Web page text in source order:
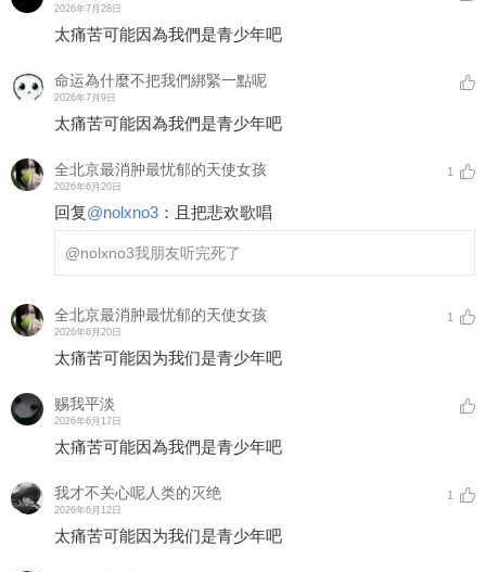
2026年7月28日
太痛苦可能因為我們是青少年吧
命运為什麼不把我們綁緊一點呢
2026年7月9日
太痛苦可能因為我們是青少年吧
全北京最消肿最忧郁的天使女孩
2026年6月20日
1
回复@nolxno3 ： 且把悲欢歌唱
@nolxno3我朋友听完死了
全北京最消肿最忧郁的天使女孩
2026年6月20日
1
太痛苦可能因为我们是青少年吧
赐我平淡
2026年6月17日
太痛苦可能因為我們是青少年吧
我才不关心呢人类的灭绝
2026年6月12日
1
太痛苦可能因为我们是青少年吧